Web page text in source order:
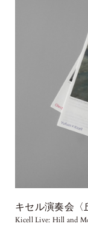
キセル演奏会〈
Kicell Live: Hill and